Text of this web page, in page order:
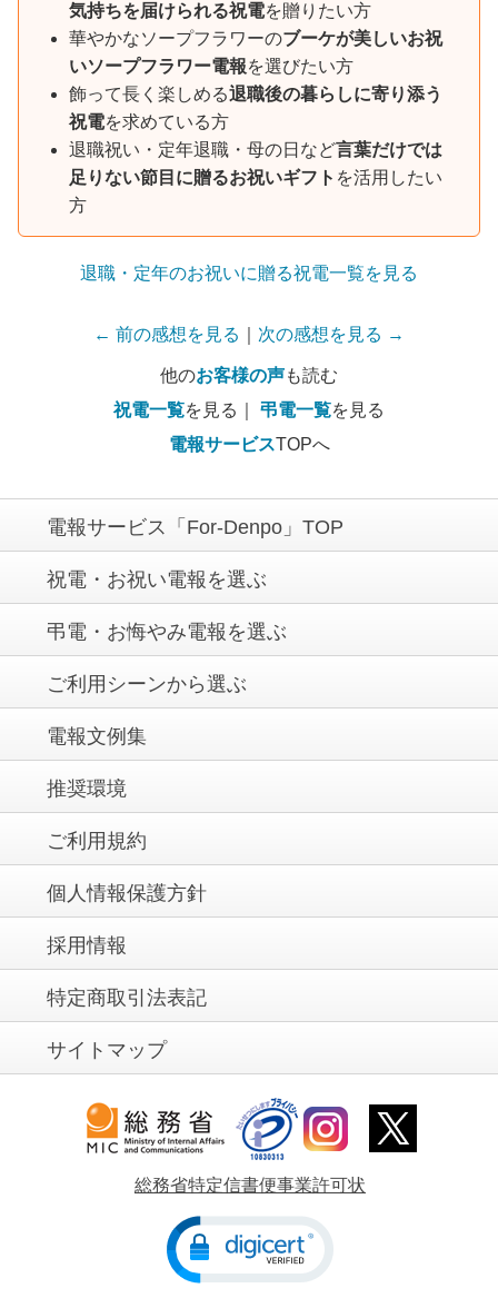
気持ちを届けられる祝電を贈りたい方
華やかなソープフラワーのブーケが美しいお祝
いソープフラワー電報を選びたい方
飾って長く楽しめる退職後の暮らしに寄り添う
祝電を求めている方
退職祝い・定年退職・母の日など言葉だけでは
足りない節目に贈るお祝いギフト を活用したい
方
退職・定年のお祝いに贈る祝電一覧を見る
← 前の感想を見る 次の感想を見る →
他のお客様の声も読む
祝電一覧を見る｜ 弔電一覧を見る
電報サービスTOPへ
電報サービス「For-Denpo」TOP
祝電・お祝い電報を選ぶ
弔電・お悔やみ電報を選ぶ
ご利用シーンから選ぶ
電報文例集
推奨環境
ご利用規約
個人情報保護方針
採用情報
特定商取引法表記
サイトマップ
総務省特定信書便事業許可状